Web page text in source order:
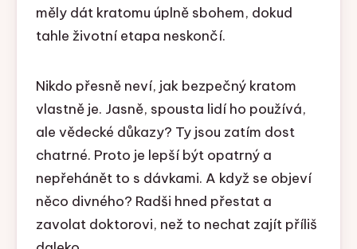
měly dát kratomu úplně sbohem, dokud
tahle životní etapa neskončí.
Nikdo přesně neví, jak bezpečný kratom
vlastně je. Jasně, spousta lidí ho používá,
ale vědecké důkazy? Ty jsou zatím dost
chatrné. Proto je lepší být opatrný a
nepřehánět to s dávkami. A když se objeví
něco divného? Radši hned přestat a
zavolat doktorovi, než to nechat zajít příliš